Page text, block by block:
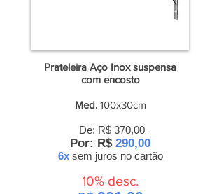
Prateleira Aço Inox suspensa
com encosto
Med. 100x30cm
De: R$ 3̶7̶0̶,̶0̶0̶
Por: R$ 290,00
6x sem juros no cartão
10% desc.